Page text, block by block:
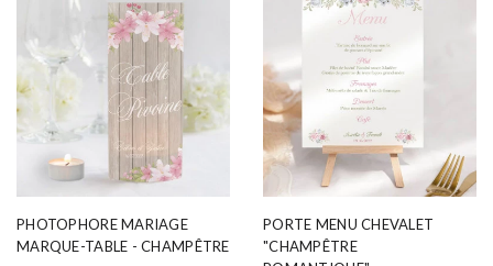
PHOTOPHORE MARIAGE
MARQUE-TABLE - CHAMPÊTRE
PORTE MENU CHEVALET
"CHAMPÊTRE